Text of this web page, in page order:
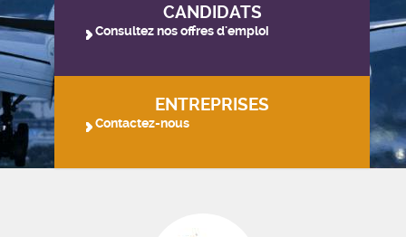
CANDIDATS
Consultez nos offres d'emploi
ENTREPRISES
Contactez-nous